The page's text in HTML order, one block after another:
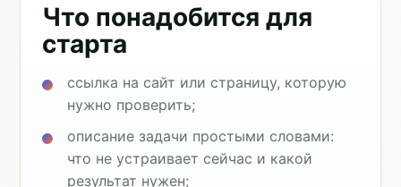
Что понадобится для
старта
ссылка на сайт или страницу, которую
нужно проверить;
описание задачи простыми словами:
что не устраивает сейчас и какой
результат нужен;